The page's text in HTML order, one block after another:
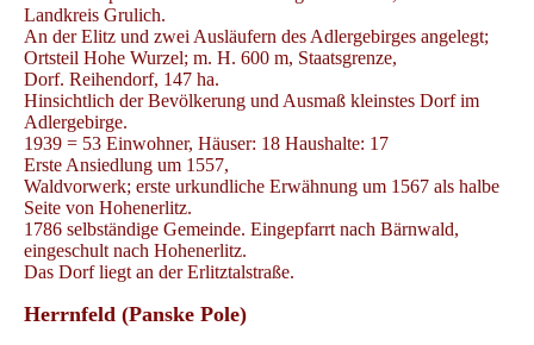
Landkreis Grulich.
An der Elitz und zwei Ausläufern des Adlergebirges angelegt;
Ortsteil Hohe Wurzel; m. H. 600 m, Staatsgrenze,
Dorf. Reihendorf, 147 ha.
Hinsichtlich der Bevölkerung und Ausmaß kleinstes Dorf im
Adlergebirge.
1939 = 53 Einwohner, Häuser: 18 Haushalte: 17
Erste Ansiedlung um 1557,
Waldvorwerk; erste urkundliche Erwähnung um 1567 als halbe
Seite von Hohenerlitz.
1786 selbständige Gemeinde. Eingepfarrt nach Bärnwald,
eingeschult nach Hohenerlitz.
Das Dorf liegt an der Erlitztalstraße.
Herrnfeld (Panske Pole)